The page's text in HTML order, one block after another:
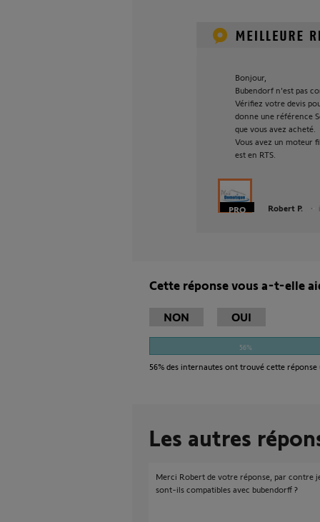
Bonjour,
Bubendorf n'est pas
Vérifiez votre devis
donne une référence
que vous avez acheté.
Vous avez un moteur
est en RTS.
Robert P.
Cette réponse vous a-t-elle
NON OUI
56%
56% des internautes ont trouvé cette réponse
Les autres
Merci Robert de votre réponse, par contre
sont-ils compatibles avec bubendorff ?